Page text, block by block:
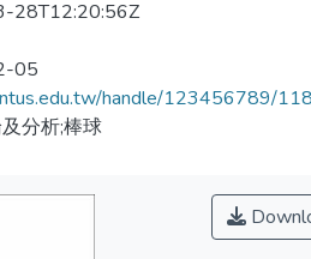
28T12:20:56Z
05
handle/123456789/
分析;棒球